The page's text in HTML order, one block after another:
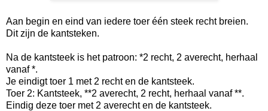
Aan begin en eind van iedere toer één steek recht breien.
Dit zijn de kantsteken.
Na de kantsteek is het patroon: *2 recht, 2 averecht, herhaal
vanaf *.
Je eindigt toer 1 met 2 recht en de kantsteek.
Toer 2: Kantsteek, **2 averecht, 2 recht, herhaal vanaf **.
Eindig deze toer met 2 averecht en de kantsteek.